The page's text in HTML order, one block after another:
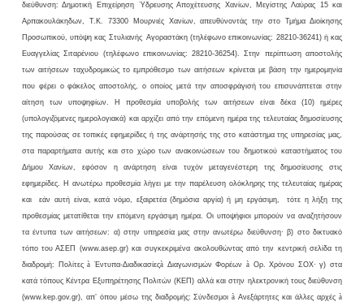
διεύθυνση: Δημοτική Επιχείρηση Ύδρευσης Αποχέτευσης Χανίων, Μεγίστης Λαύρας 15 και
Αρπακουλάκηδων, Τ.Κ. 73300 Μουρνιές Χανίων, απευθύνοντάς την στο Τμήμα Διοίκησης
Προσωπικού, υπόψη κας Στυλιανής Αγοραστάκη (τηλέφωνο επικοινωνίας: 28210-36241) ή κας
Ευαγγελίας Σιταρένιου (τηλέφωνο επικοινωνίας: 28210-36254). Στην περίπτωση αποστολής
των αιτήσεων ταχυδρομικώς το εμπρόθεσμο των αιτήσεων κρίνεται με βάση την ημερομηνία
που φέρει ο φάκελος αποστολής, ο οποίος μετά την αποσφράγισή του επισυνάπτεται στην
αίτηση των υποψηφίων. Η προθεσμία υποβολής των αιτήσεων είναι δέκα (10) ημέρες
(υπολογιζόμενες ημερολογιακά) και αρχίζει από την επόμενη ημέρα της τελευταίας δημοσίευσης
της παρούσας σε τοπικές εφημερίδες ή της ανάρτησής της στο κατάστημα της υπηρεσίας μας,
στα παραρτήματα αυτής και στο χώρο των ανακοινώσεων του δημοτικού καταστήματος του
Δήμου Χανίων, εφόσον η ανάρτηση είναι τυχόν μεταγενέστερη της δημοσίευσης στις
εφημερίδες. Η ανωτέρω προθεσμία λήγει με την παρέλευση ολόκληρης της τελευταίας ημέρας
και
εάν αυτή είναι, κατά νόμο, εξαιρετέα (δημόσια αργία) ή μη εργάσιμη,
τότε η λήξη της
προθεσμίας μετατίθεται την επόμενη εργάσιμη ημέρα. Οι υποψήφιοι μπορούν να αναζητήσουν
τα έντυπα των αιτήσεων: α) στην υπηρεσία μας στην ανωτέρω διεύθυνση· β) στο δικτυακό
τόπο του ΑΣΕΠ (www.asep.gr) και συγκεκριμένα ακολουθώντας από την κεντρική σελίδα τη
διαδρομή: Πολίτεςà Έντυπα-ΔιαδικασίεςàΔιαγωνισμών Φορέων àΟρ. Χρόνου ΣΟΧ· γ) στα
κατά τόπους Κέντρα Εξυπηρέτησης Πολιτών (ΚΕΠ) αλλά και στην ηλεκτρονική τους διεύθυνση
(www. kep.gov.gr), απ’ όπου μέσω της διαδρομής: Σύνδεσμοιà Ανεξάρτητες και άλλες αρχέςà